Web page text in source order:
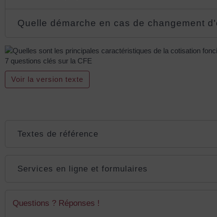
Quelle démarche en cas de changement
7 questions clés sur la CFE
Voir la version texte
Textes de référence
Services en ligne et formulaires
Questions ? Réponses !